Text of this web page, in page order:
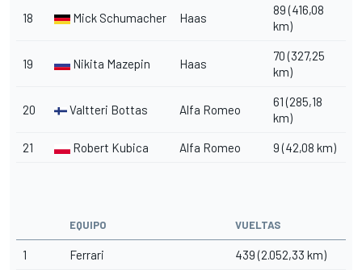
18 Mick Schumacher Haas
89 (416,08
km)
19 Nikita Mazepin Haas
70 (327,25
km)
20 Valtteri Bottas Alfa Romeo
61 (285,18
km)
21 Robert Kubica Alfa Romeo 9 (42,08 km)
EQUIPO VUELTAS
1 Ferrari 439 (2.052,33 km)